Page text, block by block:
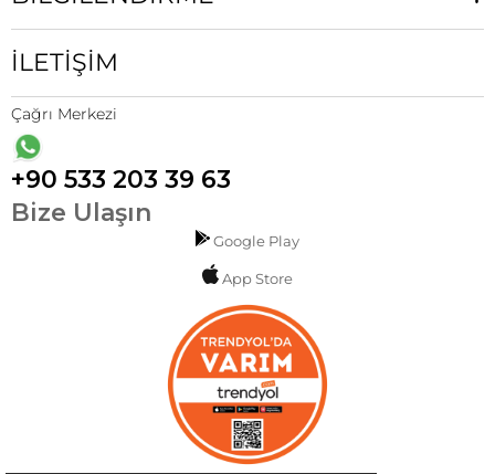
İLETİŞİM
Çağrı Merkezi
+90 533 203 39 63
Bize Ulaşın
Google Play
App Store